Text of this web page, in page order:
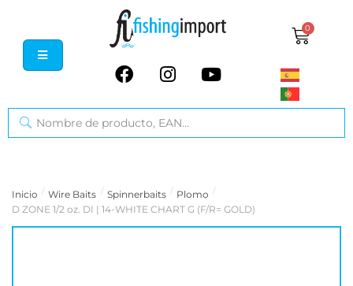
0
Inicio / Wire Baits / Spinnerbaits / Plomo /
D ZONE 1/2 oz. DI | 14-WHITE CHART G (F/R= GOLD)